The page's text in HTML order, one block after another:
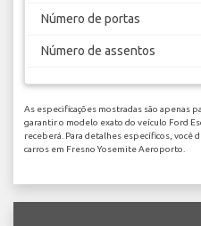
Número de portas
Número de assentos
As especificações mostradas são apenas
garantir o modelo exato do veículo Ford
receberá. Para detalhes específicos, você
carros em Fresno Yosemite Aeroporto.